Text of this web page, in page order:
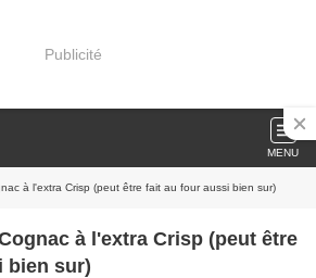
Publicité
MENU
à l'extra Crisp (peut être fait au four aussi bien sur)
à l'extra Crisp (peut être
bien sur)